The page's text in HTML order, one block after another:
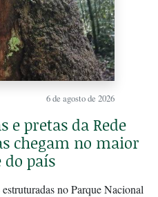
6 de agosto de 2026
e pretas da Rede
chegam no maior
do país
no Parque Nacional